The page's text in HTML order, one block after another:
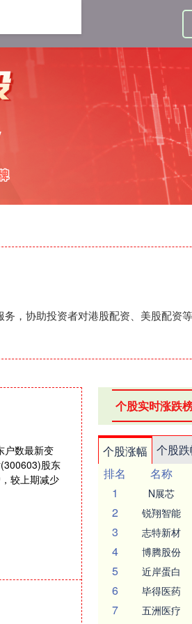
，协助投资者对港股配资、美股配资
个股实时涨跌
个股涨幅 个股
排名
名称
1
N展芯
2 锐翔智能
3 志特新材
4 博腾股份
5 近岸蛋白
6 毕得医药
7 五洲医疗